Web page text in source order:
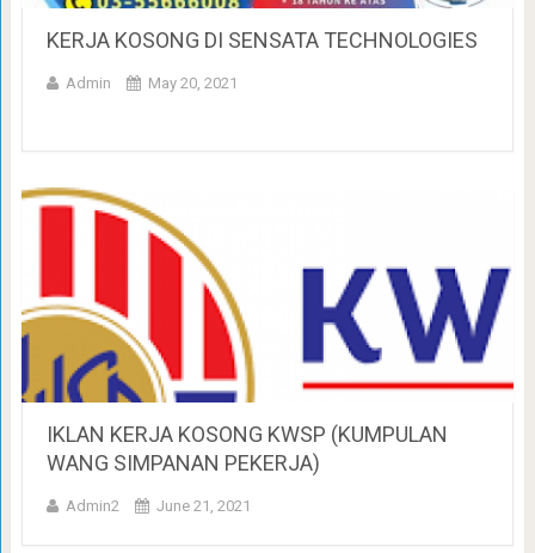
KERJA KOSONG DI SENSATA TECHNOLOGIES
Admin May 20, 2021
IKLAN KERJA KOSONG KWSP (KUMPULAN
WANG SIMPANAN PEKERJA)
Admin2 June 21, 2021